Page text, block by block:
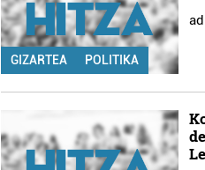
GIZARTEA POLITIKA